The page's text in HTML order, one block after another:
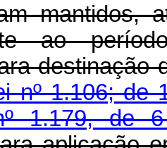
mantidos,
ao
nº 1.106; de
1.179, de